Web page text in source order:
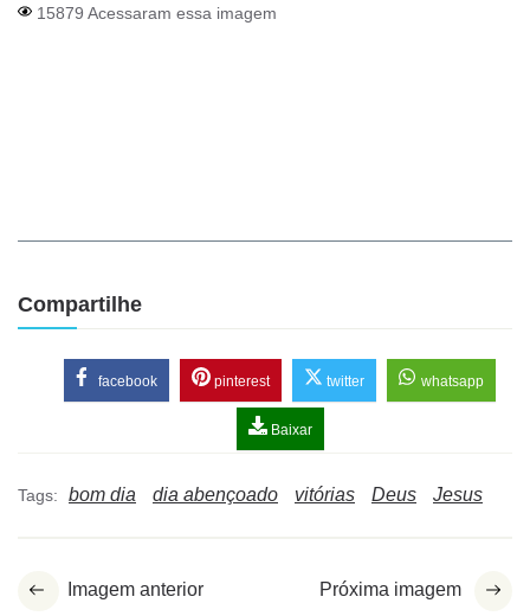
15879 Acessaram essa imagem
Compartilhe
facebook pinterest twitter whatsapp
Baixar
Tags: bom dia dia abençoado vitórias Deus Jesus
Imagem anterior Próxima imagem